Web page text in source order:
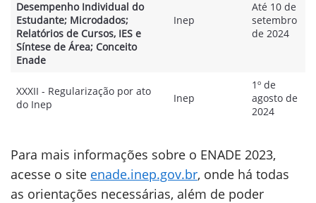
Desempenho Individual do
Estudante; Microdados;
Relatórios de Cursos, IES e
Síntese de Área; Conceito
Enade
Inep
Até 10 de
setembro
de 2024
XXXII - Regularização por ato
do Inep
Inep
1º de
agosto de
2024
Para mais informações sobre o ENADE 2023,
acesse o site enade.inep.gov.br, onde há todas
as orientações necessárias, além de poder